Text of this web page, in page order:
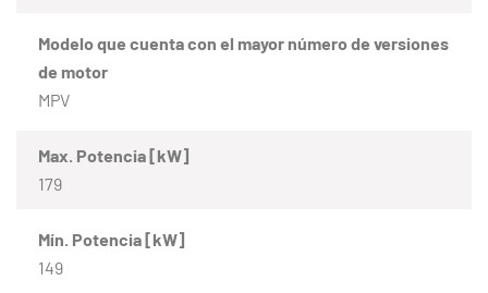
Modelo que cuenta con el mayor número de versiones
de motor
MPV
Max. Potencia [kW]
179
Mín. Potencia [kW]
149